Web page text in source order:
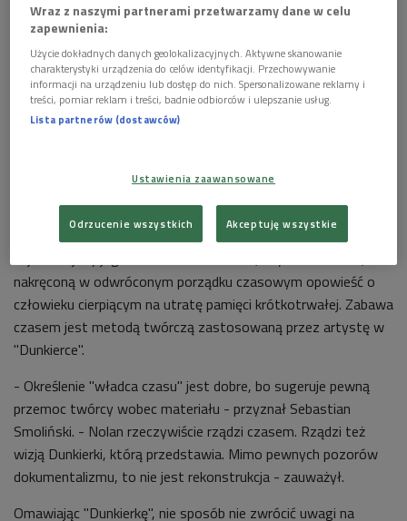
Foto: materiały prasowe/ Wydawnictwa Muzeum Warszawy
"Władcą czasu" nazwał brytyjskiego reżysera drugi gość
audycji - Konrad Zarębski, przypominając w Dwójce
nakręconą w odwróconym porządku czasowym opowieść o
człowieku cierpiącym na utratę pamięci krótkotrwałej. Zabawa
czasem jest metodą twórczą zastosowaną przez artystę w
"Dunkierce".
- Określenie "władca czasu" jest dobre, bo sugeruje pewną
przemoc twórcy wobec materiału - przyznał Sebastian
Smoliński. - Nolan rzeczywiście rządzi czasem. Rządzi też
wizją Dunkierki, którą przedstawia. Mimo pewnych pozorów
dokumentalizmu, to nie jest rekonstrukcja - zauważył.
Omawiając "Dunkierkę", nie sposób nie zwrócić uwagi na
Wraz z naszymi partnerami przetwarzamy dane w celu
zapewnienia:
Użycie dokładnych danych geolokalizacyjnych. Aktywne skanowanie
charakterystyki urządzenia do celów identyfikacji. Przechowywanie
informacji na urządzeniu lub dostęp do nich. Spersonalizowane reklamy i
treści, pomiar reklam i treści, badnie odbiorców i ulepszanie usług.
Lista partnerów (dostawców)
Ustawienia zaawansowane
Odrzucenie wszystkich Akceptuję wszystkie